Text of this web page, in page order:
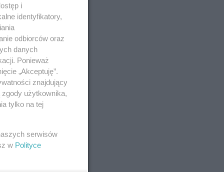
i
identyfikatory,
odbiorców oraz
danych
Ponieważ
„Akceptuję”.
znajdujący
użytkownika,
tylko na tej
serwisów
w Polityce